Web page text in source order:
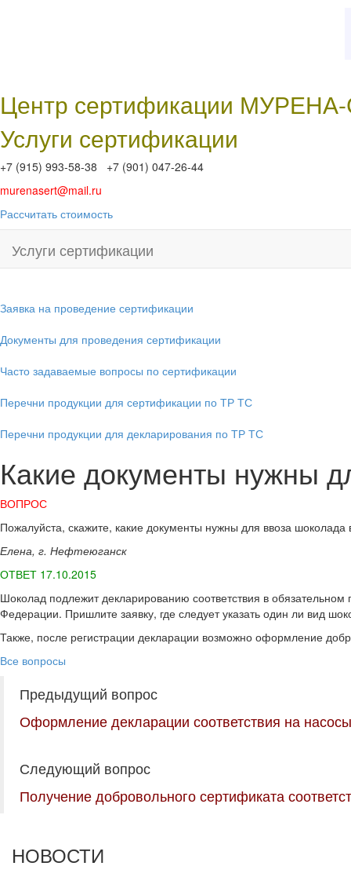
Центр сертификации
Услуги сертификации
+7 (915) 993-58-38 +7 (901) 047-26-44
murenasert@mail.ru
Рассчитать стоимость
Услуги сертификации
Заявка на проведение сертификации
Документы для проведения сертификации
Часто задаваемые вопросы по сертификации
Перечни продукции для сертификации по ТР ТС
Перечни продукции для декларирования по ТР ТС
Какие документы нужны
ВОПРОС
Пожалуйста, скажите, какие документы нужны для ввоза
Елена, г. Нефтеюганск
ОТВЕТ 17.10.2015
Шоколад подлежит декларированию соответствия в
Федерации. Пришлите заявку, где следует указать один ли вид
Также, после регистрации декларации возможно оформление
Все вопросы
Предыдущий вопрос
Оформление декларации соответствия на насосы
Следующий вопрос
Получение добровольного сертификата
НОВОСТИ